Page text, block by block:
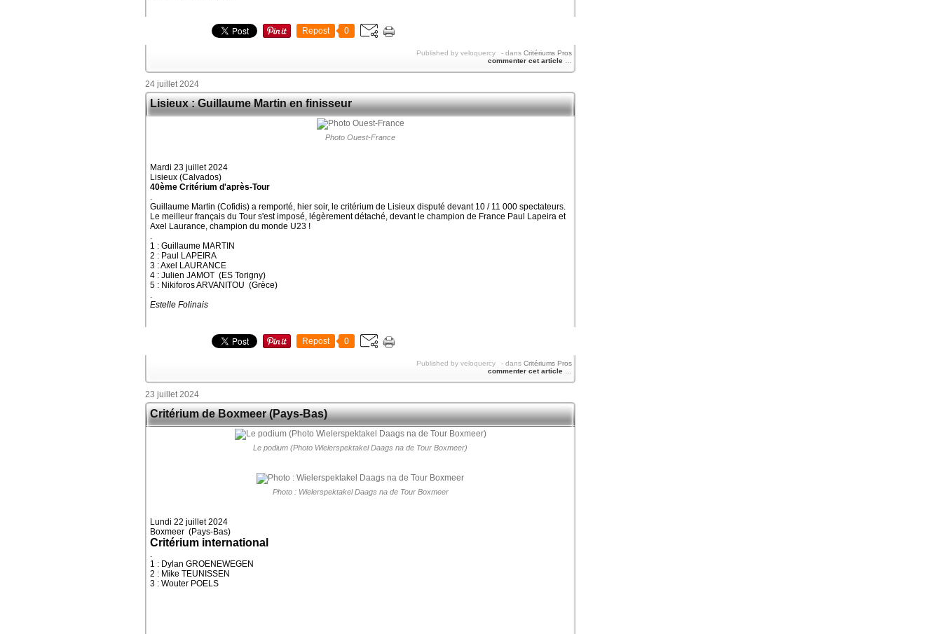
Repost 0
Published by veloquercy - dans Critériums Pros
commenter cet article
24 juillet 2024
Lisieux : Guillaume Martin en finisseur
Photo Ouest-France
Mardi 23 juillet 2024
Lisieux (Calvados)
40ème Critérium d'après-Tour
.
Guillaume Martin (Cofidis) a remporté, hier soir, le critérium de Lisieux disputé devant 10 / 11 000 spectateurs.
Le meilleur français du Tour s'est imposé, légèrement détaché, devant le champion de France Paul Lapeira et
Axel Laurance, champion du monde U23 !
.
1 : Guillaume MARTIN
2 : Paul LAPEIRA
3 : Axel LAURANCE
4 : Julien JAMOT (ES Torigny)
5 : Nikiforos ARVANITOU (Grèce)
.
Estelle Folinais
Repost 0
Published by veloquercy - dans Critériums Pros
commenter cet article
23 juillet 2024
Critérium de Boxmeer (Pays-Bas)
Le podium (Photo Wielerspektakel Daags na de Tour Boxmeer)
Photo : Wielerspektakel Daags na de Tour Boxmeer
Lundi 22 juillet 2024
Boxmeer (Pays-Bas)
Critérium international
.
1 : Dylan GROENEWEGEN
2 : Mike TEUNISSEN
3 : Wouter POELS